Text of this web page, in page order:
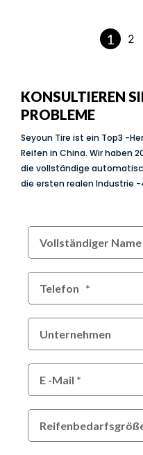
1 2
KONSULTIEREN
PROBLEME
Seyoun Tire ist ein Top3 -
Reifen in China. Wir haben
die vollständige
die ersten realen Industrie -